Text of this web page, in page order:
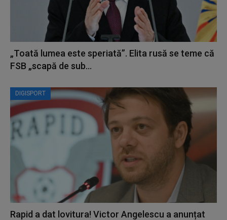
„Toată lumea este speriată”. Elita rusă se teme că
FSB „scapă de sub...
DIGISPORT
Rapid a dat lovitura! Victor Angelescu a anunțat